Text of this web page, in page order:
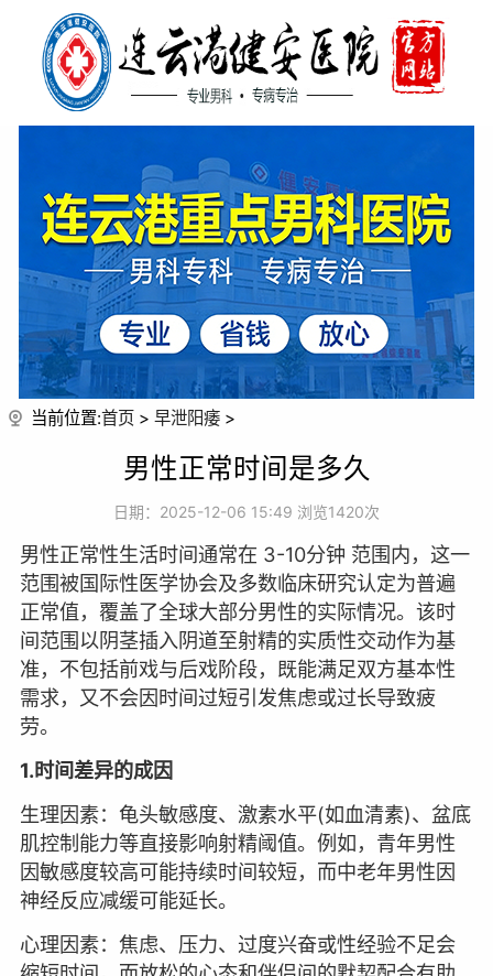
当前位置:首页 > 早泄阳痿 >
男性正常时间是多久
日期：2025-12-06 15:49 浏览1420次
男性正常性生活时间通常在 3-10分钟 范围内，这一
范围被国际性医学协会及多数临床研究认定为普遍
正常值，覆盖了全球大部分男性的实际情况。该时
间范围以阴茎插入阴道至射精的实质性交动作为基
准，不包括前戏与后戏阶段，既能满足双方基本性
需求，又不会因时间过短引发焦虑或过长导致疲
劳。
1.时间差异的成因
生理因素：龟头敏感度、激素水平(如血清素)、盆底
肌控制能力等直接影响射精阈值。例如，青年男性
因敏感度较高可能持续时间较短，而中老年男性因
神经反应减缓可能延长。
心理因素：焦虑、压力、过度兴奋或性经验不足会